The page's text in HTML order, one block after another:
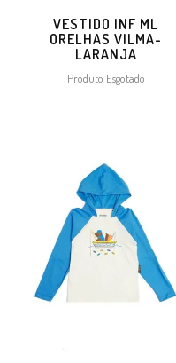
VESTIDO INF ML
ORELHAS VILMA-
LARANJA
Produto Esgotado